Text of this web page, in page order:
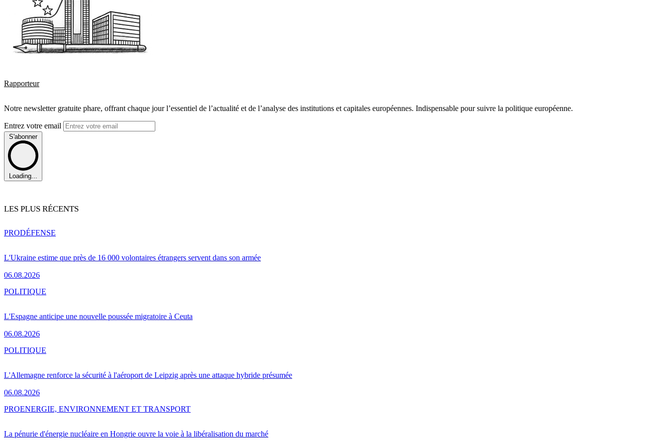
Rapporteur
Notre newsletter gratuite phare, offrant chaque jour l’essentiel de l’actualité et de l’analyse des institutions et capitales européennes. Indispensable pour suivre la politique européenne.
Entrez votre email
S'abonner
Loading...
LES PLUS RÉCENTS
L'Ukraine estime que près de 16 000 volontaires étrangers servent dans son armée
06.08.2026
PRODÉFENSE
L'Espagne anticipe une nouvelle poussée migratoire à Ceuta
06.08.2026
POLITIQUE
L'Allemagne renforce la sécurité à l'aéroport de Leipzig après une attaque hybride présumée
06.08.2026
POLITIQUE
La pénurie d'énergie nucléaire en Hongrie ouvre la voie à la libéralisation du marché
PROENERGIE, ENVIRONNEMENT ET TRANSPORT